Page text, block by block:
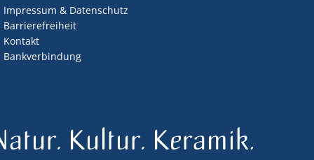
Impressum & Datenschutz
Barrierefreiheit
Kontakt
Bankverbindung